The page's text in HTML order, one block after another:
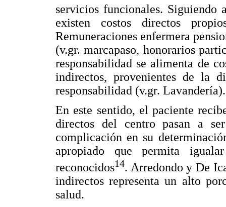
servicios funcionales. Siguiendo
existen costos directos
Remuneraciones enfermera
(v.gr. marcapaso, honorarios
responsabilidad se alimenta de
indirectos, provenientes de la
responsabilidad (v.gr. Lavandería).
En este sentido, el paciente
directos del centro pasan a
complicación en su
apropiado que permita
reconocidos14. Arredondo y De
indirectos representa un alto
salud.